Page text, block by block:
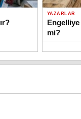
YAZARLAR
mi?